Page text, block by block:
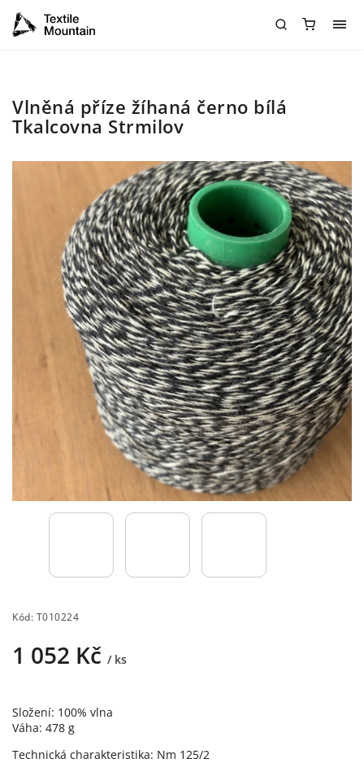
Vlněná příze žíhaná černo bílá
Tkalcovna Strmilov
Kód: T010224
1 052 Kč / ks
Složení: 100% vlna
Váha: 478 g
Technická charakteristika: Nm 125/2